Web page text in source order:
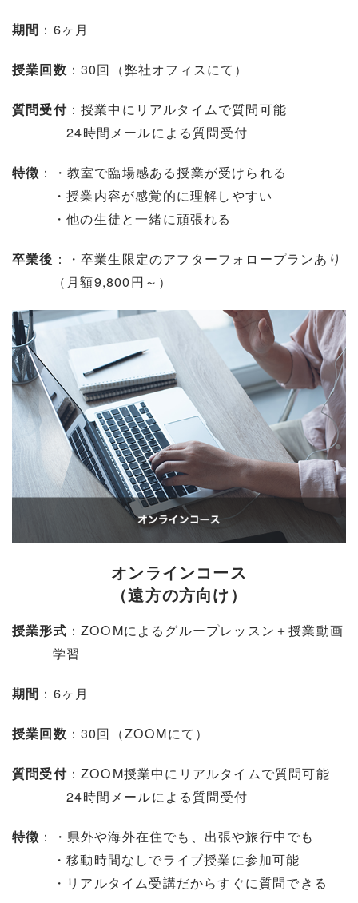
期間 ：6ヶ月
授業回数 ：30回（弊社オフィスにて）
質問受付：授業中にリアルタイムで質問可能
24時間メールによる質問受付
特徴 ：・教室で臨場感ある授業が受けられる
・授業内容が感覚的に理解しやすい
・他の生徒と一緒に頑張れる
卒業後 ：・卒業生限定のアフターフォロープランあり
（月額9,800円～）
オンラインコース
（遠方の方向け）
授業形式 ：ZOOMによるグループレッスン＋授業動画
学習
期間 ：6ヶ月
授業回数 ：30回（ZOOMにて）
質問受付：ZOOM授業中にリアルタイムで質問可能
24時間メールによる質問受付
特徴 ：・県外や海外在住でも、出張や旅行中でも
・移動時間なしでライブ授業に参加可能
・リアルタイム受講だからすぐに質問できる